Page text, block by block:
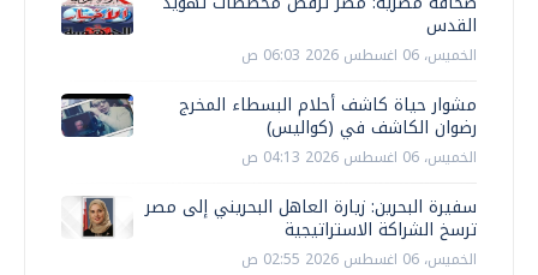
القدس
الخميس، 06 اغسطس 2026 06:03 ص
مشوار حياة كاشف أحلام البسطاء المخرج
رضوان الكاشف في (كواليس)
الخميس، 06 اغسطس 2026 04:13 ص
سفيرة البحرين: زيارة العاهل البحريني إلى مصر
ترسخ الشراكة الاستراتيجية
الخميس، 06 اغسطس 2026 02:55 ص